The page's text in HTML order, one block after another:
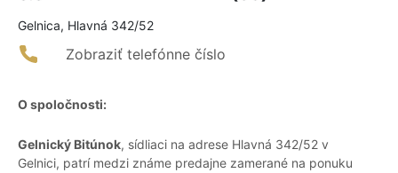
Gelnica, Hlavná 342/52
Zobraziť telefónne číslo
O spoločnosti:
Gelnický Bitúnok, sídliaci na adrese Hlavná 342/52 v
Gelnici, patrí medzi známe predajne zamerané na ponuku